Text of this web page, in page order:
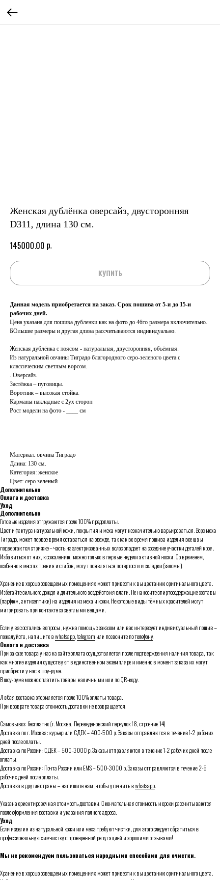
Женская дублёнка оверсайз, двусторонняя
D311, длина 130 см.
145000.00 р.
КУПИТЬ
Данная модель приобретается на заказ. Срок пошива от 5-и до 15-и
рабочих дней.
Цена указана для пошива дубленки как на фото до 46го размера включительно.
БОльшие размеры и другая длина рассчитываются индивидуально.
Женская дублёнка с поясом - натуральная, двусторонняя, объёмная.
Из натуральной овчины Тиградо благородного серо-зеленого цвета с
классическим светлым ворсом.
. Оверсайз.
Застёжка – пуговицы.
Воротник – высокая стойка.
Карманы накладные с 2ух сторон
Рост модели на фото - ____ см
Материал: овчина Тиградо
Длина: 130 см.
Категория: женское
Цвет: серо зеленый
Дополнительно
Оплата и доставка
Уход
Дополнительно
Готовые изделия отгружаются после 100% предоплаты.
Цвет и фактура натуральной кожи, покрытия и меха могут незначительно варьироваться. Ворс меха
Тиградо, может первое время оставаться на одежде, так как во время пошива изделия все швы
подвергаются стрижке – часть наэлектризованных волос опадает на соседние участки деталей кроя.
Избавиться от них, к сожалению, можно только в первые недели активной носки. Со временем,
особенно в местах трения и сгибов, могут появляться потертости и складки (заломы).
Хранение в хорошо освещаемых помещениях может привести к выцветанию оригинального цвета.
Избегайте сильного дождя и длительного воздействия влаги. Не наносите спиртосодержащие составы
(парфюм, антисептики) на изделия из меха и кожи. Некоторые виды тёмных красителей могут
мигрировать при контакте со светлыми вещами.
Если у вас остались вопросы, нужна помощь с заказом или вас интересует индивидуальный пошив –
пожалуйста, напишите вwhatsapp,telegram или позвоните потелефону.
Оплата и доставка
При заказе товара у нас на сайте оплата осуществляется после подтверждения наличия товара, так
как многие изделия существуют в единственном экземпляре и именно в момент заказа их могут
приобрести у нас в шоу-руме.
В шоу-руме можно оплатить товары наличными или по QR-коду.
Любая доставка оформляется после 100% оплаты товара.
При возврате товара стоимость доставки не возвращается.
Самовывоз: бесплатно (г. Москва, Переведеновский переулок 18, строение 14)
Доставка по г. Москва: курьер или СДЕК – 400-500 р. Заказы отправляются в течение 1-2 рабочих
дней после оплаты.
Доставка по России: СДЕК – 500-3000 р. Заказы отправляются в течение 1-2 рабочих дней после
оплаты.
Доставка по России: Почта России или ЕMS – 500-3000 р. Заказы отправляются в течение 2-5
рабочих дней после оплаты.
Доставка в другие страны – напишите нам, чтобы уточнить вwhatsapp.
Указана ориентировочная стоимость доставки. Окончательная стоимость и сроки рассчитываются
после оформления доставки и указания полного адреса.
Уход
Если изделия из натуральной кожи или меха требуют чистки, для этого следует обратиться в
профессиональную химчистку с проверенной репутацией и хорошими отзывами!
Мы не рекомендуем пользоваться народными способами для очистки.
Хранение в хорошо освещаемых помещениях может привести к выцветанию оригинального цвета.